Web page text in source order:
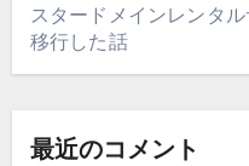
スタードメインレンタ
移行した話
最近のコメント